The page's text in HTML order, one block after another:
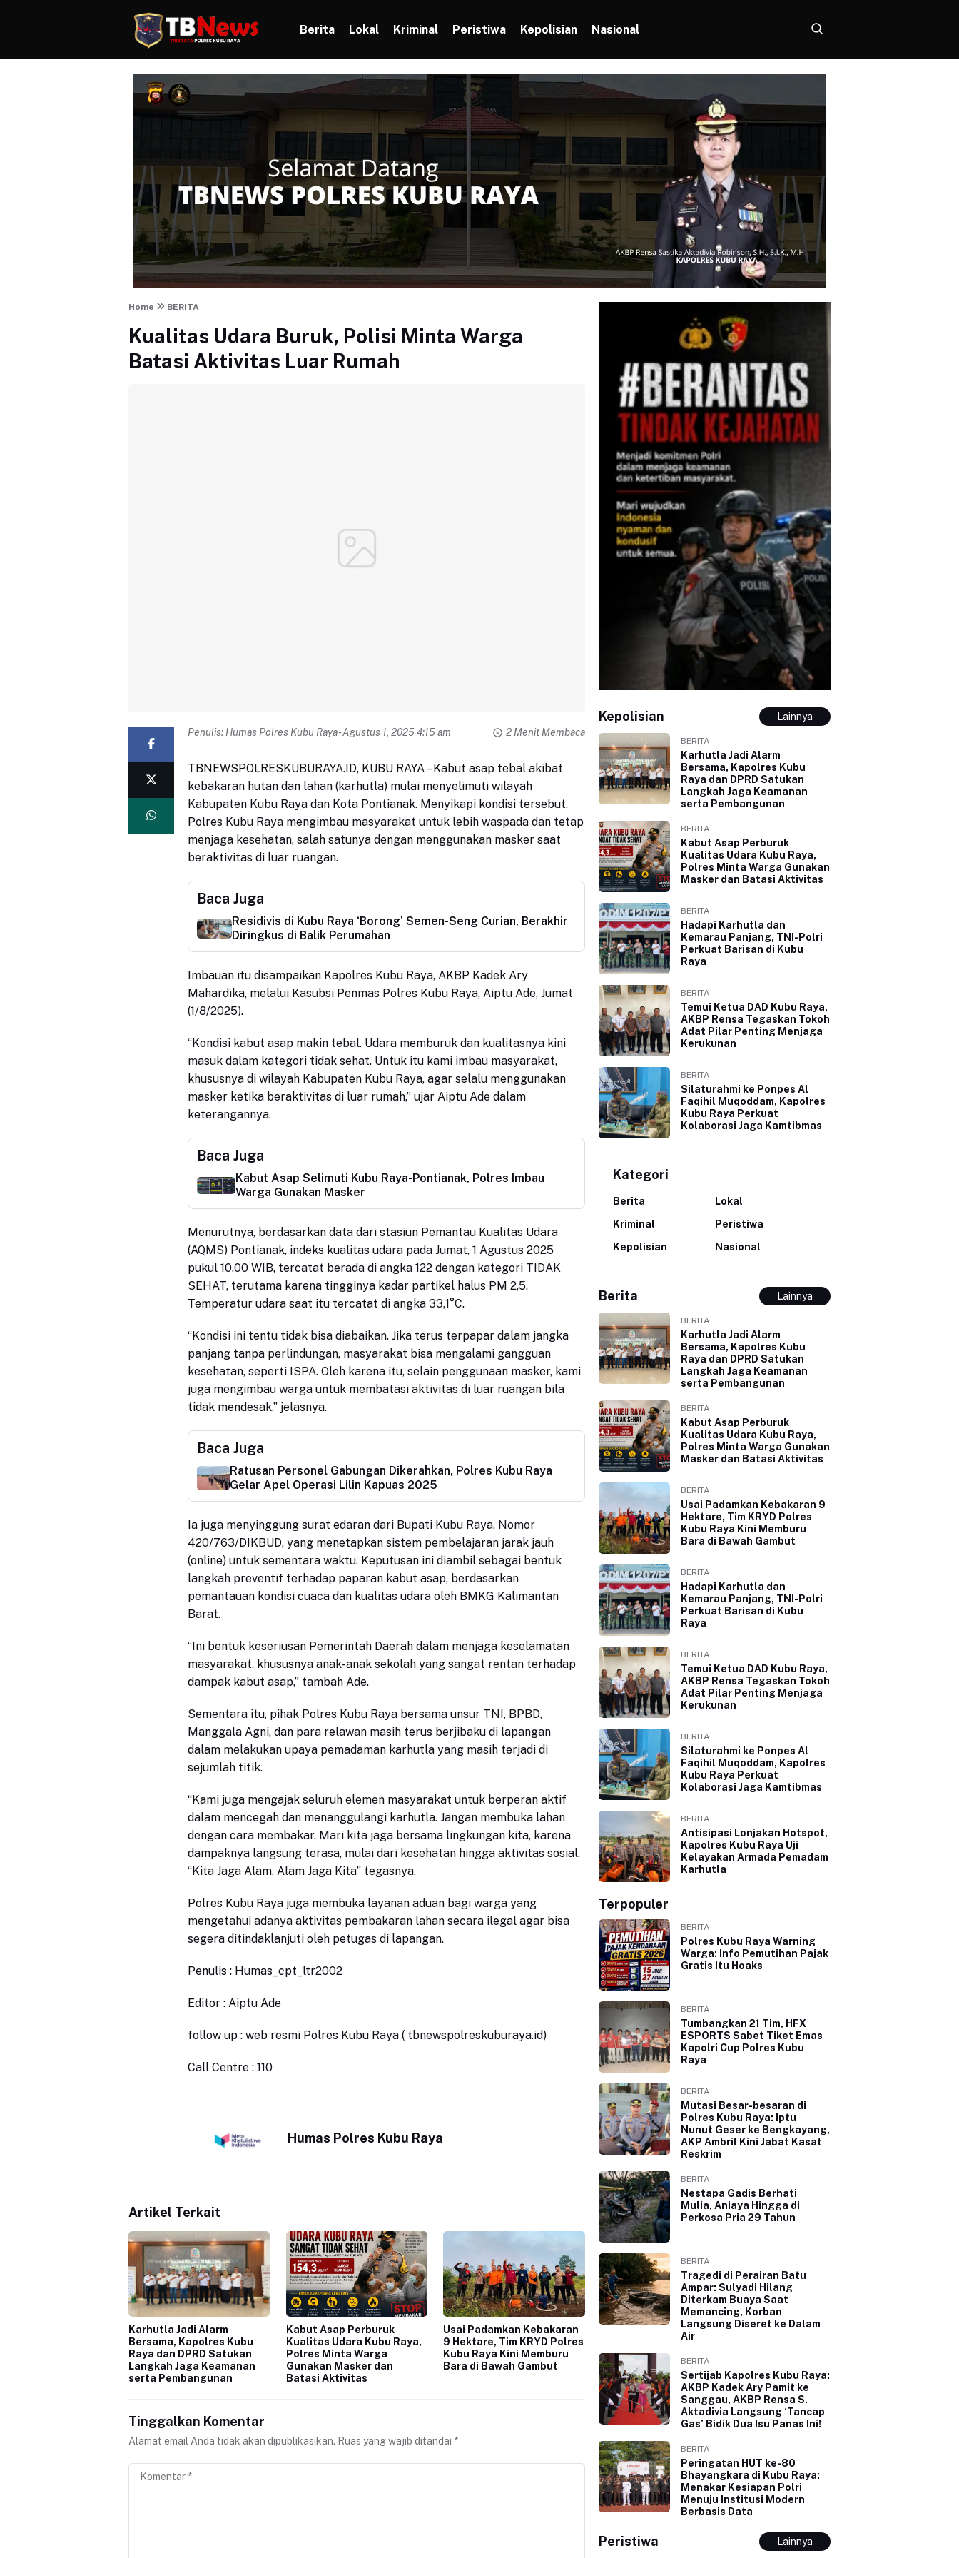
Berita Lokal Kriminal Peristiwa Kepolisian Nasional
Home BERITA
Kualitas Udara Buruk, Polisi Minta Warga
Batasi Aktivitas Luar Rumah
Penulis: Humas Polres Kubu Raya- Agustus 1, 2025 4:15 am 2 Menit Membaca
TBNEWSPOLRESKUBURAYA.ID, KUBU RAYA– Kabut asap tebal akibat
kebakaran hutan dan lahan (karhutla) mulai menyelimuti wilayah
Kabupaten Kubu Raya dan Kota Pontianak. Menyikapi kondisi tersebut,
Polres Kubu Raya mengimbau masyarakat untuk lebih waspada dan tetap
menjaga kesehatan, salah satunya dengan menggunakan masker saat
beraktivitas di luar ruangan.
Baca Juga
Residivis di Kubu Raya ‘Borong’ Semen-Seng Curian, Berakhir
Diringkus di Balik Perumahan
Imbauan itu disampaikan Kapolres Kubu Raya, AKBP Kadek Ary
Mahardika, melalui Kasubsi Penmas Polres Kubu Raya, Aiptu Ade,Jumat
(1/8/2025).
“Kondisi kabut asap makin tebal. Udara memburuk dan kualitasnya kini
masuk dalam kategori tidak sehat. Untuk itu kami imbau masyarakat,
khususnya di wilayah Kabupaten Kubu Raya, agar selalu menggunakan
masker ketika beraktivitas di luar rumah,” ujar Aiptu Ade dalam
keterangannya.
Baca Juga
Kabut Asap Selimuti Kubu Raya-Pontianak, Polres Imbau
Warga Gunakan Masker
Menurutnya, berdasarkan data dari stasiun Pemantau Kualitas Udara
(AQMS) Pontianak, indeks kualitas udara padaJumat,1 Agustus 2025
pukul10.00 WIB, tercatat berada di angka122 dengan kategori TIDAK
SEHAT, terutama karena tingginya kadar partikel halus PM 2,5.
Temperatur udara saat itu tercatat di angka33,1°C.
“Kondisi ini tentu tidak bisa diabaikan. Jika terus terpapar dalam jangka
panjang tanpa perlindungan, masyarakat bisa mengalami gangguan
kesehatan, seperti ISPA. Oleh karena itu, selain penggunaan masker, kami
juga mengimbau warga untuk membatasi aktivitas di luar ruangan bila
tidak mendesak,” jelasnya.
Baca Juga
Ratusan Personel Gabungan Dikerahkan, Polres Kubu Raya
Gelar Apel Operasi Lilin Kapuas 2025
Ia juga menyinggung surat edaran dari Bupati Kubu Raya, Nomor
420/763/DIKBUD, yang menetapkan sistem pembelajaran jarak jauh
(online) untuk sementara waktu. Keputusan ini diambil sebagai bentuk
langkah preventif terhadap paparan kabut asap, berdasarkan
pemantauan kondisi cuaca dan kualitas udara oleh BMKG Kalimantan
Barat.
“Ini bentuk keseriusan Pemerintah Daerah dalam menjaga keselamatan
masyarakat, khususnya anak-anak sekolah yang sangat rentan terhadap
dampak kabut asap,” tambah Ade.
Sementara itu, pihak Polres Kubu Raya bersama unsur TNI, BPBD,
Manggala Agni, dan para relawan masih terus berjibaku di lapangan
dalam melakukan upaya pemadaman karhutla yang masih terjadi di
sejumlah titik.
“Kami juga mengajak seluruh elemen masyarakat untuk berperan aktif
dalam mencegah dan menanggulangi karhutla. Jangan membuka lahan
dengan cara membakar. Mari kita jaga bersama lingkungan kita, karena
dampaknya langsung terasa, mulai dari kesehatan hingga aktivitas sosial.
“Kita Jaga Alam. Alam Jaga Kita” tegasnya.
Polres Kubu Raya juga membuka layanan aduan bagi warga yang
mengetahui adanya aktivitas pembakaran lahan secara ilegal agar bisa
segera ditindaklanjuti oleh petugas di lapangan.
Penulis : Humas_cpt_ltr2002
Editor : Aiptu Ade
follow up : web resmi Polres Kubu Raya ( tbnewspolreskuburaya.id)
Call Centre : 110
Humas Polres Kubu Raya
Artikel Terkait
Karhutla Jadi Alarm
Bersama, Kapolres Kubu
Raya dan DPRD Satukan
Langkah Jaga Keamanan
serta Pembangunan
Kabut Asap Perburuk
Kualitas Udara Kubu Raya,
Polres Minta Warga
Gunakan Masker dan
Batasi Aktivitas
Usai Padamkan Kebakaran
9 Hektare, Tim KRYD Polres
Kubu Raya Kini Memburu
Bara di Bawah Gambut
Tinggalkan Komentar
Alamat email Anda tidak akan dipublikasikan. Ruas yang wajib ditandai *
Kepolisian Lainnya
BERITA
Karhutla Jadi Alarm
Bersama, Kapolres Kubu
Raya dan DPRD Satukan
Langkah Jaga Keamanan
serta Pembangunan
BERITA
Kabut Asap Perburuk
Kualitas Udara Kubu Raya,
Polres Minta Warga Gunakan
Masker dan Batasi Aktivitas
BERITA
Hadapi Karhutla dan
Kemarau Panjang, TNI-Polri
Perkuat Barisan di Kubu
Raya
BERITA
Temui Ketua DAD Kubu Raya,
AKBP Rensa Tegaskan Tokoh
Adat Pilar Penting Menjaga
Kerukunan
BERITA
Silaturahmi ke Ponpes Al
Faqihil Muqoddam, Kapolres
Kubu Raya Perkuat
Kolaborasi Jaga Kamtibmas
Kategori
Berita
Lokal
Kriminal
Peristiwa
Kepolisian
Nasional
Berita Lainnya
BERITA
Karhutla Jadi Alarm
Bersama, Kapolres Kubu
Raya dan DPRD Satukan
Langkah Jaga Keamanan
serta Pembangunan
BERITA
Kabut Asap Perburuk
Kualitas Udara Kubu Raya,
Polres Minta Warga Gunakan
Masker dan Batasi Aktivitas
BERITA
Usai Padamkan Kebakaran 9
Hektare, Tim KRYD Polres
Kubu Raya Kini Memburu
Bara di Bawah Gambut
BERITA
Hadapi Karhutla dan
Kemarau Panjang, TNI-Polri
Perkuat Barisan di Kubu
Raya
BERITA
Temui Ketua DAD Kubu Raya,
AKBP Rensa Tegaskan Tokoh
Adat Pilar Penting Menjaga
Kerukunan
BERITA
Silaturahmi ke Ponpes Al
Faqihil Muqoddam, Kapolres
Kubu Raya Perkuat
Kolaborasi Jaga Kamtibmas
BERITA
Antisipasi Lonjakan Hotspot,
Kapolres Kubu Raya Uji
Kelayakan Armada Pemadam
Karhutla
Terpopuler
BERITA
Polres Kubu Raya Warning
Warga: Info Pemutihan Pajak
Gratis Itu Hoaks
BERITA
Tumbangkan 21 Tim, HFX
ESPORTS Sabet Tiket Emas
Kapolri Cup Polres Kubu
Raya
BERITA
Mutasi Besar-besaran di
Polres Kubu Raya: Iptu
Nunut Geser ke Bengkayang,
AKP Ambril Kini Jabat Kasat
Reskrim
BERITA
Nestapa Gadis Berhati
Mulia, Aniaya Hingga di
Perkosa Pria 29 Tahun
BERITA
Tragedi di Perairan Batu
Ampar: Sulyadi Hilang
Diterkam Buaya Saat
Memancing, Korban
Langsung Diseret ke Dalam
Air
BERITA
Sertijab Kapolres Kubu Raya:
AKBP Kadek Ary Pamit ke
Sanggau, AKBP Rensa S.
Aktadivia Langsung ‘Tancap
Gas’ Bidik Dua Isu Panas Ini!
BERITA
Peringatan HUT ke-80
Bhayangkara di Kubu Raya:
Menakar Kesiapan Polri
Menuju Institusi Modern
Berbasis Data
Peristiwa Lainnya